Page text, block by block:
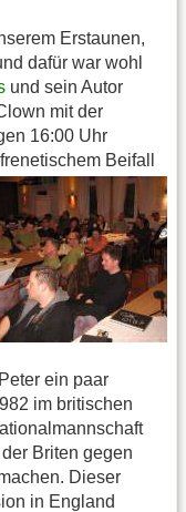
Erstaunen,
dafür war wohl
und sein Autor
mit der
16:00 Uhr
Beifall
ein paar
im britischen
Briten gegen
Dieser
in England